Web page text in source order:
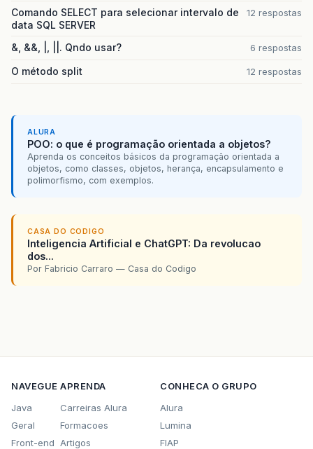
Comando SELECT para selecionar intervalo de
data SQL SERVER
12 respostas
&, &&, |, ||. Qndo usar? 6 respostas
O método split 12 respostas
ALURA
POO: o que é programação orientada a objetos?
Aprenda os conceitos básicos da programação orientada a
objetos, como classes, objetos, herança, encapsulamento e
polimorfismo, com exemplos.
CASA DO CODIGO
Inteligencia Artificial e ChatGPT: Da revolucao
dos...
Por Fabricio Carraro — Casa do Codigo
NAVEGUE
Java
Geral
Front-end
APRENDA
Carreiras Alura
Formacoes
Artigos
CONHECA O GRUPO
Alura
Lumina
FIAP